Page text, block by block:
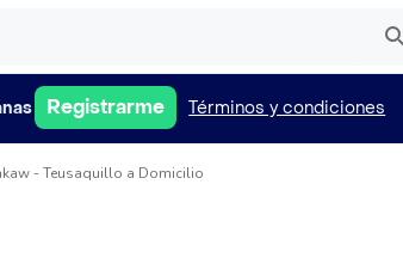
Registrarme Términos y condiciones
- Teusaquillo a Domicilio